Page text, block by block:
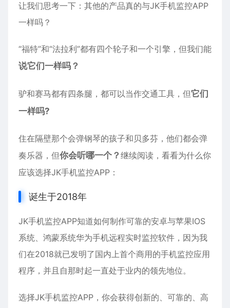
让我们思考一下：其他的产品真的与JK手机监控APP
一样吗？
“福特”和“法拉利”都有四个轮子和一个引擎，但我们能
说它们一样吗？
驴和赛马都有四条腿，都可以当作交通工具，但它们
一样吗?
住在隔壁那个会弹钢琴的孩子和贝多芬，他们都会弹
奏乐器，但你会听哪一个？ 继续阅读，看看为什么你
应该选择JK手机监控APP：
诞生于2018年
JK手机监控APP知道如何制作可靠的安卓与苹果IOS
系统、鸿蒙系统华为手机远程实时监控软件，因为我
们在2018就已发明了国内上首个商用的手机监控应用
程序，并且自那时起一直处于业内的领先地位。
选择JK手机监控APP，你会获得创新的、可靠的、高